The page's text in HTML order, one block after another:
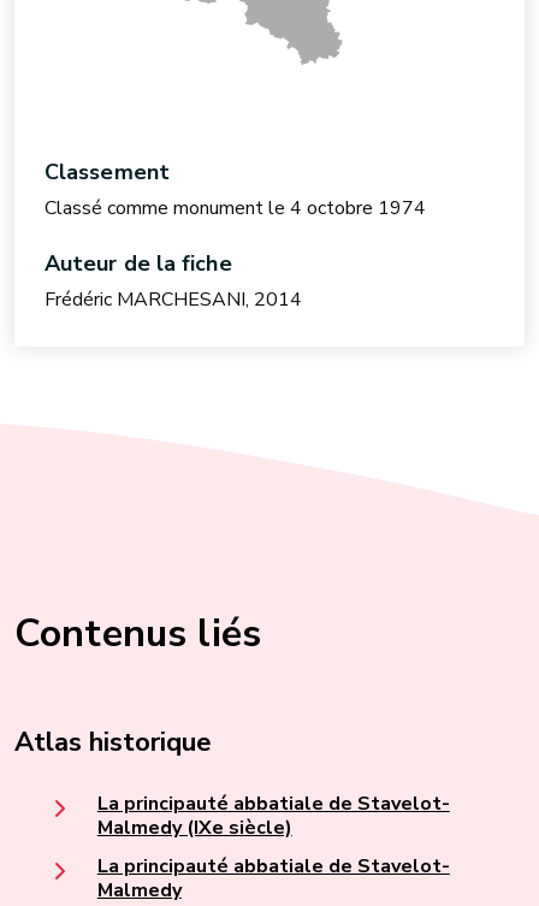
Classement
Classé comme monument le 4 octobre 1974
Auteur de la fiche
Frédéric MARCHESANI, 2014
Contenus liés
Atlas historique
La principauté abbatiale de Stavelot-
Malmedy (IXe siècle)
La principauté abbatiale de Stavelot-
Malmedy